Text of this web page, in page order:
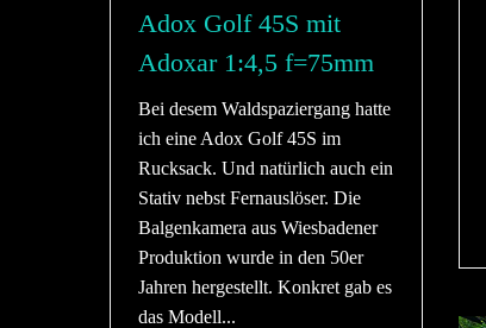
Adox Golf 45S mit
Adoxar 1:4,5 f=75mm
Bei desem Waldspaziergang hatte
ich eine Adox Golf 45S im
Rucksack. Und natürlich auch ein
Stativ nebst Fernauslöser. Die
Balgenkamera aus Wiesbadener
Produktion wurde in den 50er
Jahren hergestellt. Konkret gab es
das Modell...